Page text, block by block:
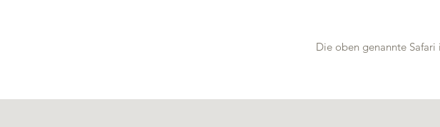
Die oben genannte Safari